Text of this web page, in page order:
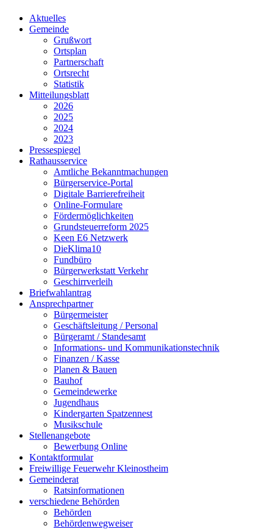
Aktuelles
Gemeinde
Grußwort
Ortsplan
Partnerschaft
Ortsrecht
Statistik
Mitteilungsblatt
2026
2025
2024
2023
Pressespiegel
Rathausservice
Amtliche Bekanntmachungen
Bürgerservice-Portal
Digitale Barrierefreiheit
Online-Formulare
Fördermöglichkeiten
Grundsteuerreform 2025
Keen E6 Netzwerk
DieKlima10
Fundbüro
Bürgerwerkstatt Verkehr
Geschirrverleih
Briefwahlantrag
Ansprechpartner
Bürgermeister
Geschäftsleitung / Personal
Bürgeramt / Standesamt
Informations- und Kommunikationstechnik
Finanzen / Kasse
Planen & Bauen
Bauhof
Gemeindewerke
Jugendhaus
Kindergarten Spatzennest
Musikschule
Stellenangebote
Bewerbung Online
Kontaktformular
Freiwillige Feuerwehr Kleinostheim
Gemeinderat
Ratsinformationen
verschiedene Behörden
Behörden
Behördenwegweiser